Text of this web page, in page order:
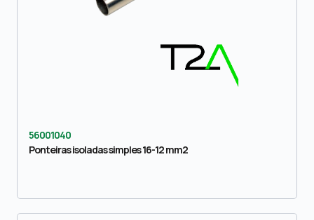
56001040
Ponteiras isoladas simples 16-12 mm2